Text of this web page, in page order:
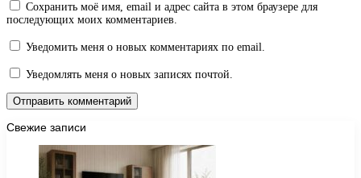
Сохранить моё имя, email и адрес сайта в этом браузере для
последующих моих комментариев.
Уведомить меня о новых комментариях по email.
Уведомлять меня о новых записях почтой.
Свежие записи